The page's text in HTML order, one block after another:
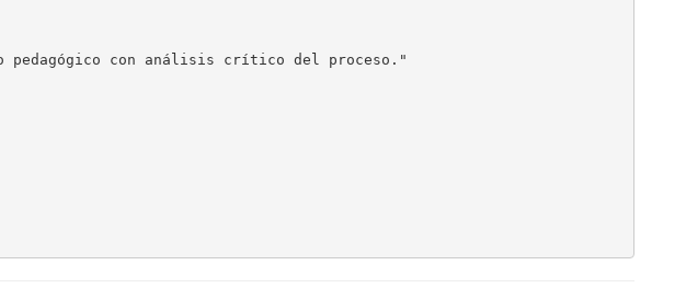
pedagógico con análisis crítico del proceso."